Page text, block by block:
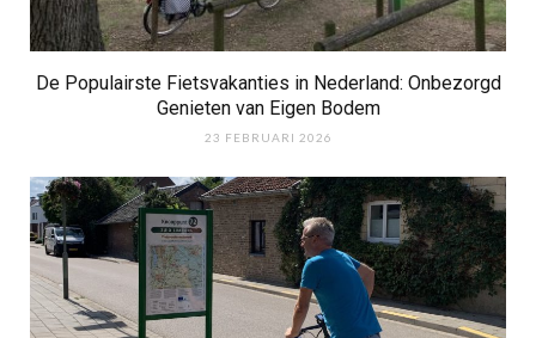
De Populairste Fietsvakanties in Nederland: Onbezorgd
Genieten van Eigen Bodem
23 FEBRUARI 2026